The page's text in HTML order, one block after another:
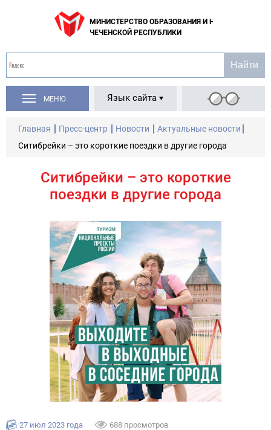
МИНИСТЕРСТВО ОБРАЗОВАНИЯ И НАУКИ
ЧЕЧЕНСКОЙ РЕСПУБЛИКИ
МЕНЮ Язык сайта
Главная Пресс-центр Новости
Актуальные новости
Ситибрейки – это короткие поездки в другие города
Ситибрейки – это короткие
поездки в другие города
27 июл 2023 года 688 просмотров